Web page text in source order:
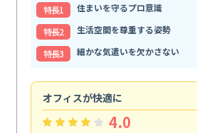
特⻑1
住まいを守るプロ意識
特⻑2
生活空間を尊重する姿勢
特⻑3
細かな気遣いを欠かさない
オフィスが快適に
4.0